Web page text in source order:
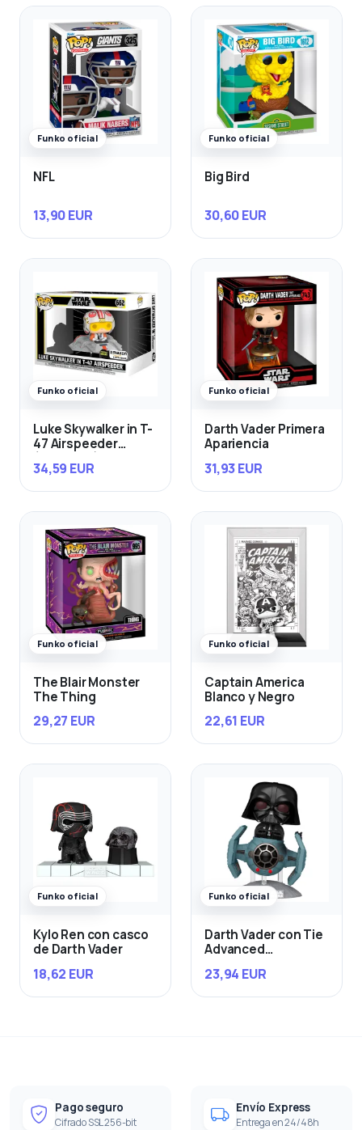
Funko oficial
NFL
13,90 EUR
Funko oficial
Big Bird
30,60 EUR
Funko oficial
Luke Skywalker in T-
47 Airspeeder
34,59 EUR
Funko oficial
Darth Vader Primera
Apariencia
31,93 EUR
Funko oficial
The Blair Monster
The Thing
29,27 EUR
Funko oficial
Captain America
Blanco y Negro
22,61 EUR
Funko oficial
Kylo Ren con casco
de Darth Vader
18,62 EUR
Funko oficial
Darth Vader con Tie
Advanced
23,94 EUR
Pago seguro
Cifrado SSL 256-bit
Envío Express
Entrega en 24/48h